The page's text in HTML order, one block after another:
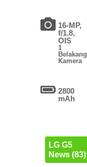
16-MP,
f/1.8,
OIS
1
Belakang
Kamera
2800
mAh
LG G5
News (83)